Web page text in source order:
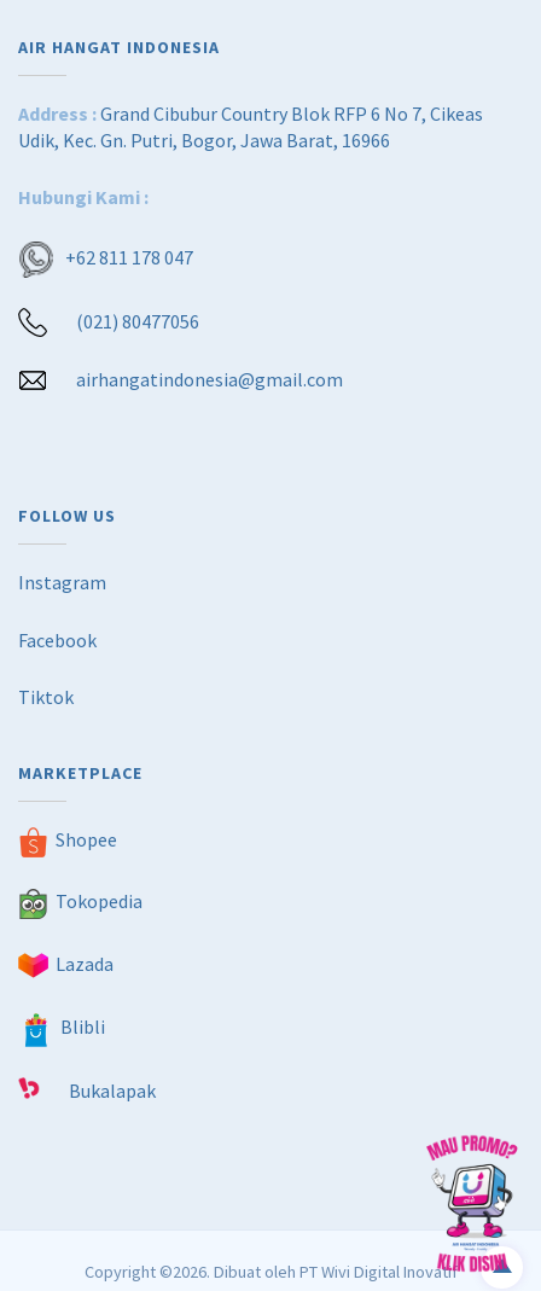
AIR HANGAT INDONESIA
Address :Grand Cibubur Country Blok RFP 6 No 7, Cikeas
Udik, Kec. Gn. Putri, Bogor, Jawa Barat, 16966
Hubungi Kami :
+62 811 178 047
(021) 80477056
airhangatindonesia@gmail.com
FOLLOW US
Instagram
Facebook
Tiktok
MARKETPLACE
Shopee
Tokopedia
Lazada
Blibli
Bukalapak
Copyright ©2026. Dibuat oleh PT Wivi Digital Inovatif